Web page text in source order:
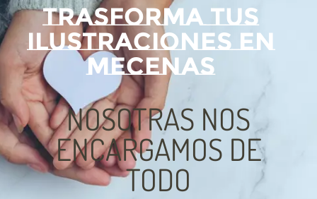
TRASFORMA TUS
ILUSTRACIONES EN
MECENAS
NOSOTRAS NOS
ENCARGAMOS DE
TODO